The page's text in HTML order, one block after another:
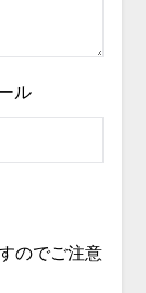
ル
のでご注意